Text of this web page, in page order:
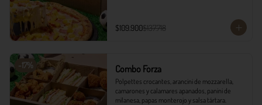
$109.900$137.718
-17% Combo Forza
Polpettes crocantes, arancini de mozzarella,
camarones y calamares apanados, panini de
milanesa, papas monterojo y salsa tártara.